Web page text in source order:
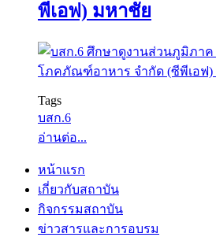
พีเอฟ) มหาชัย
Tags
บสก.6
อ่านต่อ...
หน้าแรก
เกี่ยวกับสถาบัน
กิจกรรมสถาบัน
ข่าวสารและการอบรม